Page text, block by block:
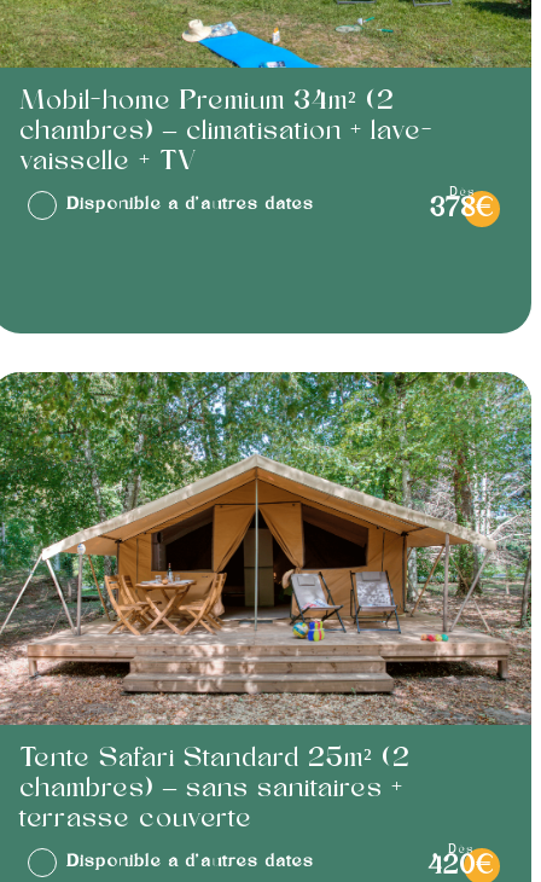
Mobil-home Premium 34m² (2
chambres) – climatisation + lave-
vaisselle + TV
Disponible à d'autres dates
dès
378€
Tente Safari Standard 25m² (2
chambres) – sans sanitaires +
terrasse couverte
Disponible à d'autres dates
dès
420€